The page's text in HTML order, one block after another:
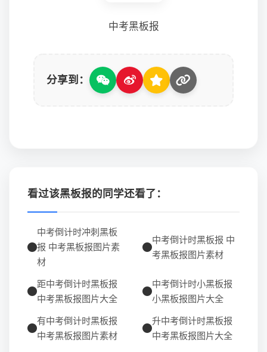
中考黑板报
分享到：
看过该黑板报的同学还看了：
中考倒计时冲刺黑板
报 中考黑板报图片素
材
中考倒计时黑板报 中
考黑板报图片素材
距中考倒计时黑板报
中考黑板报图片大全
中考倒计时小黑板报
小黑板报图片大全
有中考倒计时黑板报
中考黑板报图片素材
升中考倒计时黑板报
中考黑板报图片大全